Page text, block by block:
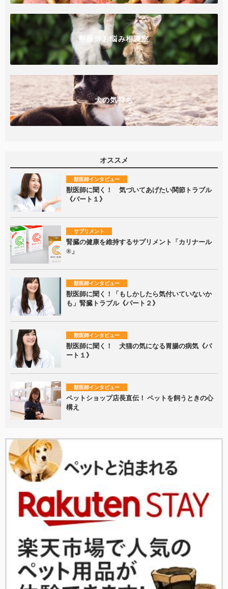
獣医師お悩み相談室
犬の気持ち
オススメ
獣医師インタビュー
獣医師に聞く！ 気づいてあげたい関節トラブル
《パート１》
サプリメント
腎臓の健康を維持するサプリメント「カリナール
®」
獣医師インタビュー
獣医師に聞く！「もしかしたら気付いていないか
も」腎臓トラブル《パート２》
獣医師インタビュー
獣医師に聞く！ 犬猫の気になる胃腸の病気《パ
ート１》
獣医師インタビュー
ペットショップ店長直伝！ ペットを飼うときの心
構え